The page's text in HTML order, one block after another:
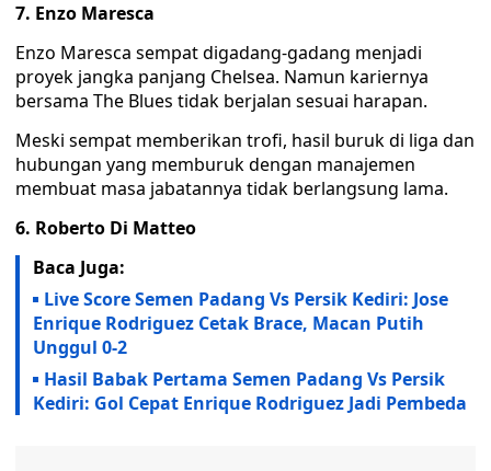
7. Enzo Maresca
Enzo Maresca sempat digadang-gadang menjadi
proyek jangka panjang Chelsea. Namun kariernya
bersama The Blues tidak berjalan sesuai harapan.
Meski sempat memberikan trofi, hasil buruk di liga dan
hubungan yang memburuk dengan manajemen
membuat masa jabatannya tidak berlangsung lama.
6. Roberto Di Matteo
Baca Juga:
Live Score Semen Padang Vs Persik Kediri: Jose
Enrique Rodriguez Cetak Brace, Macan Putih
Unggul 0-2
Hasil Babak Pertama Semen Padang Vs Persik
Kediri: Gol Cepat Enrique Rodriguez Jadi Pembeda